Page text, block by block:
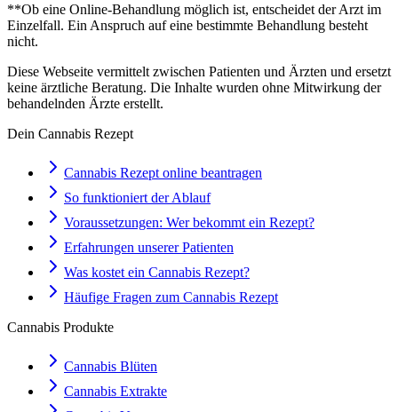
**Ob eine Online-Behandlung möglich ist, entscheidet der Arzt im
Einzelfall. Ein Anspruch auf eine bestimmte Behandlung besteht
nicht.
Diese Webseite vermittelt zwischen Patienten und Ärzten und ersetzt
keine ärztliche Beratung. Die Inhalte wurden ohne Mitwirkung der
behandelnden Ärzte erstellt.
Dein Cannabis Rezept
Cannabis Rezept online beantragen
So funktioniert der Ablauf
Voraussetzungen: Wer bekommt ein Rezept?
Erfahrungen unserer Patienten
Was kostet ein Cannabis Rezept?
Häufige Fragen zum Cannabis Rezept
Cannabis Produkte
Cannabis Blüten
Cannabis Extrakte